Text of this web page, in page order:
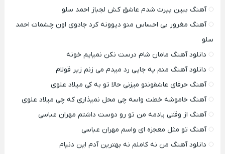
آهنگ ببین پیرت شدم عاشق کش لجباز احمد سلو
آهنگ مغرور بی احساس منو دیوونه کرد جادوی اون چشمات احمد
سلو
دانلود آهنگ مامان شام درست نکن نمیایم خونه
دانلود آهنگ منم یه جایی رد میدم می زنم زیر قولام
آهنگ حرفای عاشقونتو میزنی حالا تو به کی میلاد علوی
آهنگ خاموشه خطت واسه چی محل نمیذاری که چی میلاد علوی
آهنگ از وقتی یادمه من تو رو دوست داشتم مهران عباسی
آهنگ تو مثل معجزه ای واسم مهران عباسی
دانلود آهنگ من نه کاملم نه بهترین آدم این دنیام